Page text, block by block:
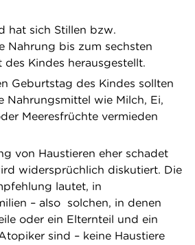
hat sich Stillen bzw.
Nahrung bis zum sechsten
des Kindes herausgestellt.
Geburtstag des Kindes sollten
Nahrungsmittel wie Milch, Ei,
Meeresfrüchte vermieden
von Haustieren eher schadet
widersprüchlich diskutiert. Die
lautet, in
– also solchen, in denen
oder ein Elternteil und ein
sind – keine Haustiere